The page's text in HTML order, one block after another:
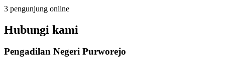
3 pengunjung online
Hubungi kami
Pengadilan Negeri Purworejo